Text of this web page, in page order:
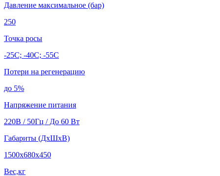
Давление максимальное (бар)
250
Точка росы
-25C; -40C; -55C
Потери на регенерацию
до 5%
Напряжение питания
220В / 50Гц / До 60 Вт
Габариты (ДхШхВ)
1500х680х450
Вес,кг